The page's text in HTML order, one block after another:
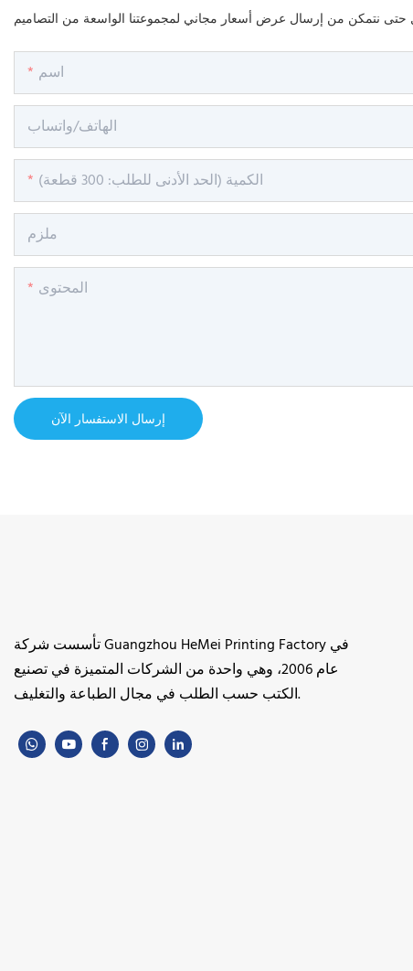
اسم
الهاتف/واتساب
الكمية (الحد الأدنى للطلب: 300 قطعة)
ملزم
المحتوى
إرسال الاستفسار الآن
تأسست شركة Guangzhou HeMei Printing Factory في
عام 2006، وهي واحدة من الشركات المتميزة في تصنيع
الكتب حسب الطلب في مجال الطباعة والتغليف.